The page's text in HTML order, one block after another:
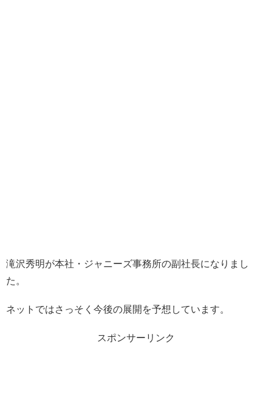
滝沢秀明が本社・ジャニーズ事務所の副社長になりまし
た。
ネットではさっそく今後の展開を予想しています。
スポンサーリンク